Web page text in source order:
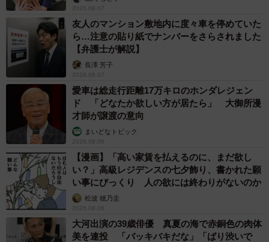
2026.08.07
友人のマンション敷地内に度々車を停めていた
ら…注意の貼り紙でナンバーをさらされました
【弁護士が解説】
長澤 芳子
2026.08.07
愛車は総走行距離17万キロのホンダレジェン
ド 「どなたか欲しい方が居たら」 大御所漫
才師が譲渡の意向
まいどなトピック
2026.08.06
【漫画】「高い家賃を払えるのに、まだ欲し
い？」高級レジデンスの七夕飾り、書かれた願
い事にびっくり 人の欲には終わりがないのか
松波 穂乃圭
2026.08.06
大河出演の39歳俳優 真夏の海で赤銅色の肉体
美を連投 「バッキバキだな」「ばり渋いで